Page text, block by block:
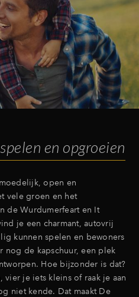
en opgroeien
open en
vele groen en het
de Wurdumerfeart en It
je een charmant, autovrij
kunnen spelen en bewoners
nog de kapschuur, een plek
Hoe bijzonder is dat?
je iets kleins of raak je aan
niet kende. Dat maakt De